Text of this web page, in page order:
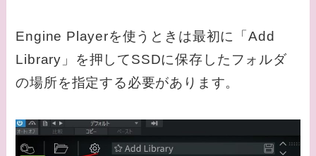
Engine Playerを使うときは最初に「Add
Library」を押してSSDに保存したフォルダ
の場所を指定する必要があります。